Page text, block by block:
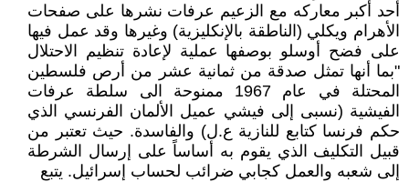
أحد أكبر معاركه مع الزعيم عرفات نشرها على صفحات
الأهرام ويكلي (الناطقة بالإنكليزية) وغيرها وقد عمل فيها
على فضح أوسلو بوصفها عملية لإعادة تنظيم الاحتلال
"بما أنها تمثل صدقة من ثمانية عشر من أرص فلسطين
المحتلة في عام 1967 ممنوحة الى سلطة عرفات
الفيشية (نسبى إلى فيشي عميل الألمان الفرنسي الذي
حكم فرنسا كتابع للنازية ع.ل) والفاسدة. حيث تعتبر من
قبيل التكليف الذي يقوم به أساساً على إرسال الشرطة
إلى شعبه والعمل كجابي ضرائب لحساب إسرائيل. يتبع